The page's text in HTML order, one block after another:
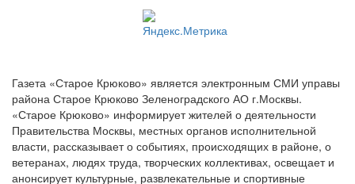
Газета «Старое Крюково» является электронным СМИ управы
района Старое Крюково Зеленоградского АО г.Москвы.
«Старое Крюково» информирует жителей о деятельности
Правительства Москвы, местных органов исполнительной
власти, рассказывает о событиях, происходящих в районе, о
ветеранах, людях труда, творческих коллективах, освещает и
анонсирует культурные, развлекательные и спортивные